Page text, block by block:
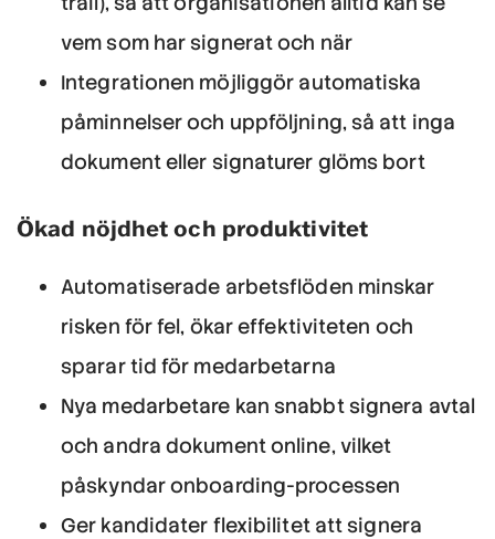
vem som har signerat och när
Integrationen möjliggör automatiska
påminnelser och uppföljning, så att inga
dokument eller signaturer glöms bort
Ökad nöjdhet och produktivitet
Automatiserade arbetsflöden minskar
risken för fel, ökar effektiviteten och
sparar tid för medarbetarna
Nya medarbetare kan snabbt signera avtal
och andra dokument online, vilket
påskyndar onboarding-processen
Ger kandidater flexibilitet att signera